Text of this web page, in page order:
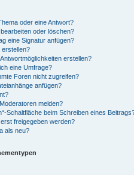
oder eine Antwort?
oder löschen?
eine Signatur anfügen?
erstellen?
erstellen?
eine Umfrage?
Foren nicht zugreifen?
anfügen?
melden?
Schaltfläche beim Schreiben eines
freigegeben werden?
als neu?